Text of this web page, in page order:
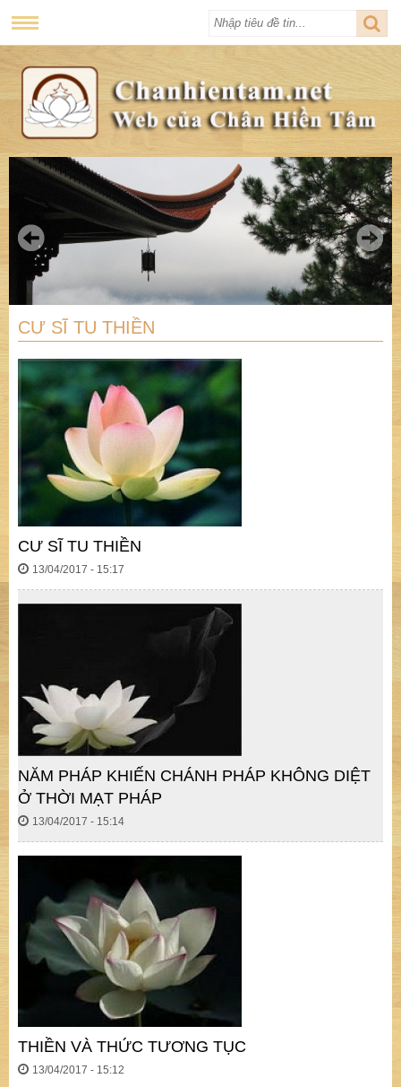
CƯ SĨ TU THIỀN
CƯ SĨ TU THIỀN
13/04/2017 - 15:17
NĂM PHÁP KHIẾN CHÁNH PHÁP KHÔNG DIỆT
Ở THỜI MẠT PHÁP
13/04/2017 - 15:14
THIỀN VÀ THỨC TƯƠNG TỤC
13/04/2017 - 15:12